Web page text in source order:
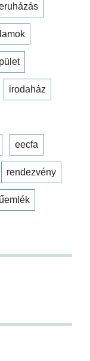
irodaház
eecfa
rendezvény